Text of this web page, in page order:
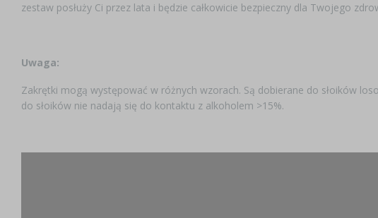
zestaw posłuży Ci przez lata i będzie całkowicie bezpieczny dla Twojego
Uwaga:
Zakrętki mogą występować w różnych wzorach. Są dobierane do słoików
do słoików nie nadają się do kontaktu z alkoholem >15%.